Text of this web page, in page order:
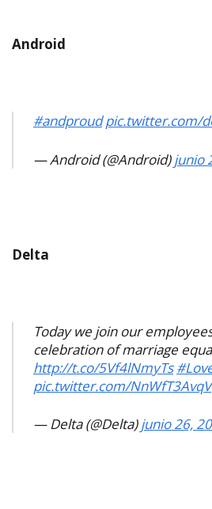
Android
#andproud pic.twitter.com/
— Android (@Android)junio
Delta
Today we join our
celebration of marriage
http://t.co/5Vf4lNmyTs
pic.twitter.com/NnWfT3AvqV
— Delta (@Delta)junio 26,